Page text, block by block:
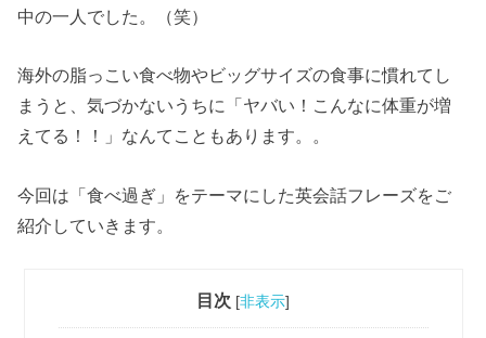
中の一人でした。（笑）
海外の脂っこい食べ物やビッグサイズの食事に慣れてし
まうと、気づかないうちに「ヤバい！こんなに体重が増
えてる！！」なんてこともあります。。
今回は「食べ過ぎ」をテーマにした英会話フレーズをご
紹介していきます。
目次 [非表示]